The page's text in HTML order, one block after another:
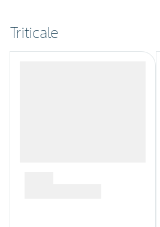
Triticale